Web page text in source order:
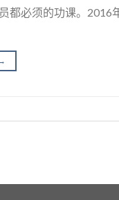
都必须的功课。2016